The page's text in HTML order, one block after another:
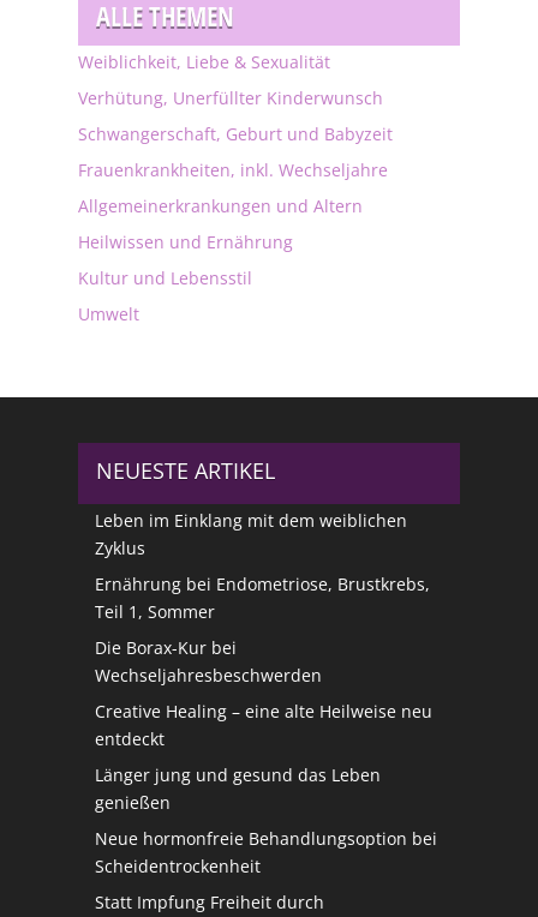
ALLE THEMEN
Weiblichkeit, Liebe & Sexualität
Verhütung, Unerfüllter Kinderwunsch
Schwangerschaft, Geburt und Babyzeit
Frauenkrankheiten, inkl. Wechseljahre
Allgemeinerkrankungen und Altern
Heilwissen und Ernährung
Kultur und Lebensstil
Umwelt
NEUESTE ARTIKEL
Leben im Einklang mit dem weiblichen
Zyklus
Ernährung bei Endometriose, Brustkrebs,
Teil 1, Sommer
Die Borax-Kur bei
Wechseljahresbeschwerden
Creative Healing – eine alte Heilweise neu
entdeckt
Länger jung und gesund das Leben
genießen
Neue hormonfreie Behandlungsoption bei
Scheidentrockenheit
Statt Impfung Freiheit durch